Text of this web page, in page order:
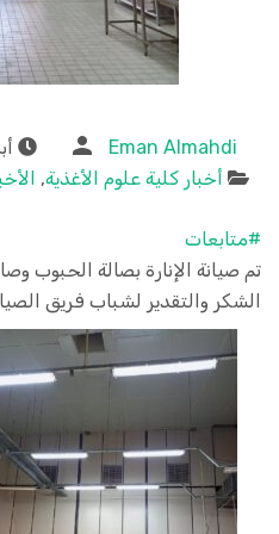
Eman Almahdi
أخبار كلية علوم الأغذية,
#متابعات
تم صيانة الإنارة بصالة الحبوب
الشكر والتقدير لشباب فريق